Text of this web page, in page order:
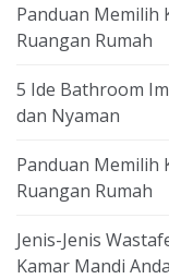
Panduan Memilih
Ruangan Rumah
5 Ide Bathroom
dan Nyaman
Panduan Memilih
Ruangan Rumah
Jenis-Jenis
Kamar Mandi Anda